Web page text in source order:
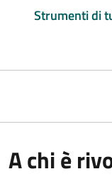
Strumenti di
A chi è